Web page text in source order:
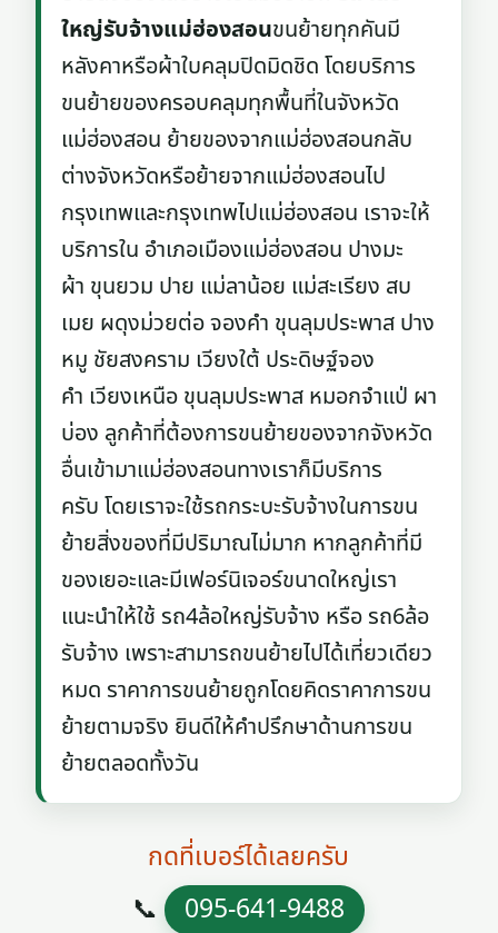
ใหญ่รับจ้างแม่ฮ่องสอนขนย้ายทุกคันมี
หลังคาหรือผ้าใบคลุมปิดมิดชิด โดยบริการ
ขนย้ายของครอบคลุมทุกพื้นที่ในจังหวัด
แม่ฮ่องสอน ย้ายของจากแม่ฮ่องสอนกลับ
ต่างจังหวัดหรือย้ายจากแม่ฮ่องสอนไป
กรุงเทพและกรุงเทพไปแม่ฮ่องสอน เราจะให้
บริการใน อำเภอเมืองแม่ฮ่องสอน ปางมะ
ผ้า ขุนยวม ปาย แม่ลาน้อย แม่สะเรียง สบ
เมย ผดุงม่วยต่อ จองคำ ขุนลุมประพาส ปาง
หมู ชัยสงคราม เวียงใต้ ประดิษฐ์จอง
คำ เวียงเหนือ ขุนลุมประพาส หมอกจำแป่ ผา
บ่อง ลูกค้าที่ต้องการขนย้ายของจากจังหวัด
อื่นเข้ามาแม่ฮ่องสอนทางเราก็มีบริการ
ครับ โดยเราจะใช้รถกระบะรับจ้างในการขน
ย้ายสิ่งของที่มีปริมาณไม่มาก หากลูกค้าที่มี
ของเยอะและมีเฟอร์นิเจอร์ขนาดใหญ่เรา
แนะนำให้ใช้ รถ4ล้อใหญ่รับจ้าง หรือ รถ6ล้อ
รับจ้าง เพราะสามารถขนย้ายไปได้เที่ยวเดียว
หมด ราคาการขนย้ายถูกโดยคิดราคาการขน
ย้ายตามจริง ยินดีให้คำปรึกษาด้านการขน
ย้ายตลอดทั้งวัน
กดที่เบอร์ได้เลยครับ
📞 095-641-9488